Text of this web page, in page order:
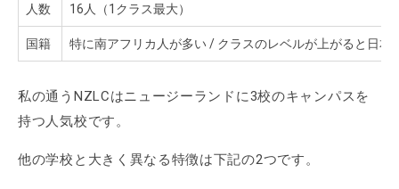
人数 16人（1クラス最大）
国籍 特に南アフリカ人が多い / クラスのレベルが上がると日本
私の通うNZLCはニュージーランドに3校のキャンパスを
持つ人気校です。
他の学校と大きく異なる特徴は下記の2つです。